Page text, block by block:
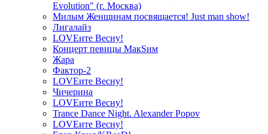
Evolution" (г. Москва)
Милым Женщинам посвящается! Just man show!
Лигалайз
LOVEите Весну!
Концерт певицы МакSим
Жара
Фактор-2
LOVEите Весну!
Чичерина
LOVEите Весну!
Trance Dance Night. Alexander Popov
LOVEите Весну!